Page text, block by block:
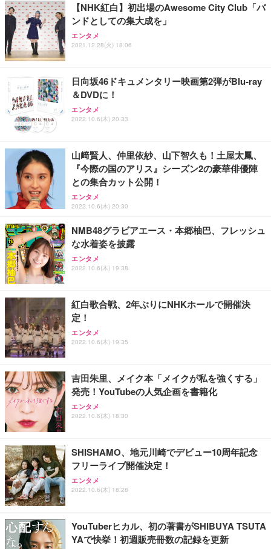
務用 おしゃれ パソコンチェア (ブラック)
Sezlife オフィスチェア デスクチェア 疲れない テレ
ワーク チェア 強化バックレスト 30度ロッキング機
能 人間工学 椅子 腰サポート 90度跳ね上げ式アーム
務用 おしゃれ パソコンチェア (ホワイト)
ANDWINT オフィスチェア デスクチェア 肘なし メ
ッシュ 通気性 ランバーサポート付き 腰サポート ガ
ス圧無段階昇降 360度回転 キャスター付き コンパク
【整備済み品】Dell E2724HS 27インチ 液晶モニタ
ー フルHD（1920×1080）VA 非光沢 HDMI/DisplayP
ort/VGA スピーカー内蔵 高さ調整 スイベル VESA対
【MiniLED/24.5inch/280Hz/FHD】GRAPHT THE S
HOOTER Gaming Monitor 24” Essential ゲーミン
グモニター QD 24.5インチ 1ms FHD 量子ドット 残
Smart Basic(スマートベーシック) 【Amazon.co.jp
限定】 Smart Basic アイリスオーヤマ ペットシーツ
超厚型 お徳用 ワイド 100枚入 (x 1) (ケース販売)
アイリスオーヤマ ペットシーツ 超厚型 お徳用 レギ
ュラー 200枚入【Amazon.co.jp限定】
【NHK紅白】初出場のAwesome City Club「バ
ンドとしての集大成を」
エンタメ
2021.12.28(火) 18:06
日向坂46ドキュメンタリー映画第2弾がBlu-ray
＆DVDに！
エンタメ
2022.10.6(木) 20:33
山﨑賢人、仲里依紗、山下智久も！土屋太鳳、
『今際の国のアリス』シーズン2の豪華俳優陣
との集合カット公開！
エンタメ
2022.10.6(木) 20:30
NMB48グラビアエース・本郷柚巴、フレッシュ
な水着姿を披露
エンタメ
2022.10.6(木) 19:38
紅白歌合戦、2年ぶりにNHKホールで開催決
定！
エンタメ
2022.10.6(木) 19:35
吉田朱里、メイク本「メイクが私を強くする」
発売！YouTubeの人気企画を書籍化
エンタメ
2022.10.6(木) 18:30
SHISHAMO、地元川崎でデビュー10周年記念
フリーライブ開催決定！
エンタメ
2022.10.6(木) 18:28
YouTuberヒカル、初の著書がSHIBUYA TSUTA
YAで快挙！初週販売冊数の記録を更新